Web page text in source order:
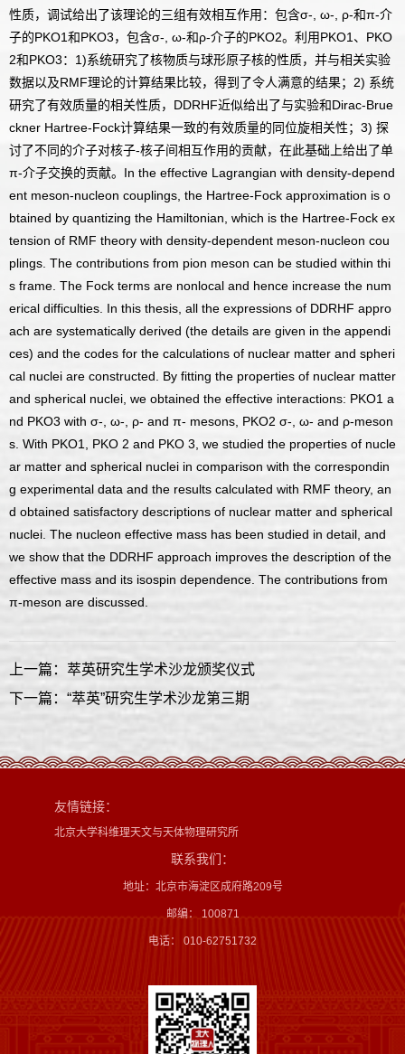
性质，调试给出了该理论的三组有效相互作用：包含σ-, ω-, ρ-和π-介
子的PKO1和PKO3，包含σ-, ω-和ρ-介子的PKO2。利用PKO1、PKO
2和PKO3：1)系统研究了核物质与球形原子核的性质，并与相关实验
数据以及RMF理论的计算结果比较，得到了令人满意的结果；2) 系统
研究了有效质量的相关性质，DDRHF近似给出了与实验和Dirac-Brue
ckner Hartree-Fock计算结果一致的有效质量的同位旋相关性；3) 探
讨了不同的介子对核子-核子间相互作用的贡献，在此基础上给出了单
π-介子交换的贡献。In the effective Lagrangian with density-depend
ent meson-nucleon couplings, the Hartree-Fock approximation is o
btained by quantizing the Hamiltonian, which is the Hartree-Fock ex
tension of RMF theory with density-dependent meson-nucleon cou
plings. The contributions from pion meson can be studied within thi
s frame. The Fock terms are nonlocal and hence increase the num
erical difficulties. In this thesis, all the expressions of DDRHF appro
ach are systematically derived (the details are given in the appendi
ces) and the codes for the calculations of nuclear matter and spheri
cal nuclei are constructed. By fitting the properties of nuclear matter
and spherical nuclei, we obtained the effective interactions: PKO1 a
nd PKO3 with σ-, ω-, ρ- and π- mesons, PKO2 σ-, ω- and ρ-meson
s. With PKO1, PKO 2 and PKO 3, we studied the properties of nucle
ar matter and spherical nuclei in comparison with the correspondin
g experimental data and the results calculated with RMF theory, an
d obtained satisfactory descriptions of nuclear matter and spherical
nuclei. The nucleon effective mass has been studied in detail, and
we show that the DDRHF approach improves the description of the
effective mass and its isospin dependence. The contributions from
π-meson are discussed.
上一篇：萃英研究生学术沙龙颁奖仪式
下一篇：“萃英”研究生学术沙龙第三期
友情链接：
北京大学科维理天文与天体物理研究所
联系我们：
地址：北京市海淀区成府路209号
邮编： 100871
电话： 010-62751732